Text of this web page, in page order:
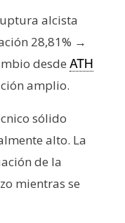
alcista
28,81% →
desde ATH
amplio.
sólido
alto. La
de la
mientras se